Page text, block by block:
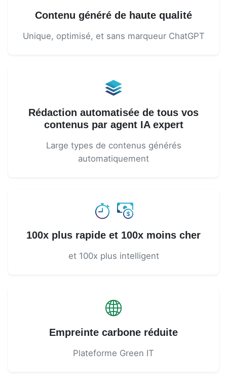
Contenu généré de haute qualité
Unique, optimisé, et sans marqueur ChatGPT
Rédaction automatisée de tous vos
contenus par agent IA expert
Large types de contenus générés
automatiquement
100x plus rapide et 100x moins cher
et 100x plus intelligent
Empreinte carbone réduite
Plateforme Green IT